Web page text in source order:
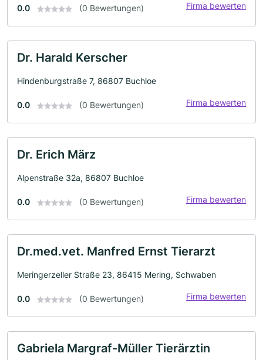
0.0 (0 Bewertungen) Firma bewerten
Dr. Harald Kerscher
Hindenburgstraße 7, 86807 Buchloe
0.0 (0 Bewertungen) Firma bewerten
Dr. Erich März
Alpenstraße 32a, 86807 Buchloe
0.0 (0 Bewertungen) Firma bewerten
Dr.med.vet. Manfred Ernst Tierarzt
Meringerzeller Straße 23, 86415 Mering, Schwaben
0.0 (0 Bewertungen) Firma bewerten
Gabriela Margraf-Müller Tierärztin